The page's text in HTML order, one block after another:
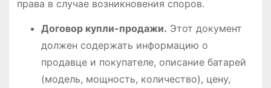
права в случае возникновения споров․
Договор купли-продажи․ Этот документ
должен содержать информацию о
продавце и покупателе, описание батарей
(модель, мощность, количество), цену,